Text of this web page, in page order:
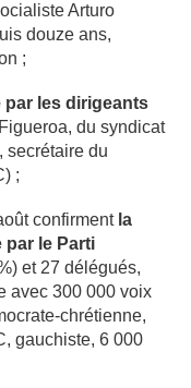
Arturo
douze ans,
;
par les dirigeants
du syndicat
secrétaire du
;
confirment la
par le Parti
et 27 délégués,
avec 300 000 voix
chrétienne,
gauchiste, 6 000